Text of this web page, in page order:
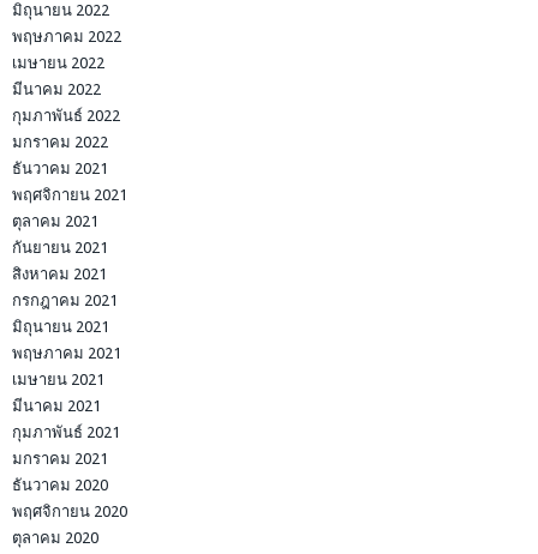
มิถุนายน 2022
พฤษภาคม 2022
เมษายน 2022
มีนาคม 2022
กุมภาพันธ์ 2022
มกราคม 2022
ธันวาคม 2021
พฤศจิกายน 2021
ตุลาคม 2021
กันยายน 2021
สิงหาคม 2021
กรกฎาคม 2021
มิถุนายน 2021
พฤษภาคม 2021
เมษายน 2021
มีนาคม 2021
กุมภาพันธ์ 2021
มกราคม 2021
ธันวาคม 2020
พฤศจิกายน 2020
ตุลาคม 2020